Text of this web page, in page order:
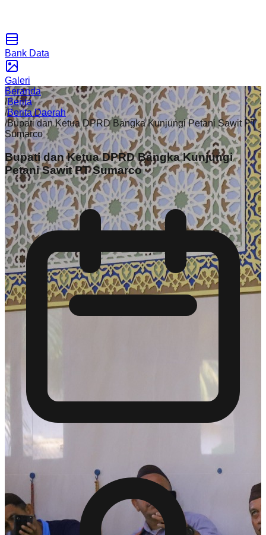
Bank Data
Galeri
Beranda
/Berita
/Berita Daerah
/Bupati dan Ketua DPRD Bangka Kunjungi Petani Sawit PT
Sumarco
Bupati dan Ketua DPRD Bangka Kunjungi
Petani Sawit PT Sumarco